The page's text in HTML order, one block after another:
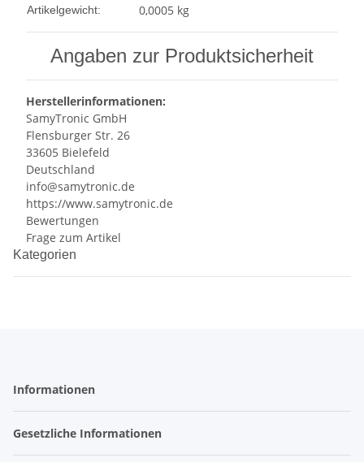
Artikelgewicht: 0,0005 kg
Angaben zur Produktsicherheit
Herstellerinformationen:
SamyTronic GmbH
Flensburger Str. 26
33605 Bielefeld
Deutschland
info@samytronic.de
https://www.samytronic.de
Bewertungen
Frage zum Artikel
Kategorien
Informationen
Gesetzliche Informationen